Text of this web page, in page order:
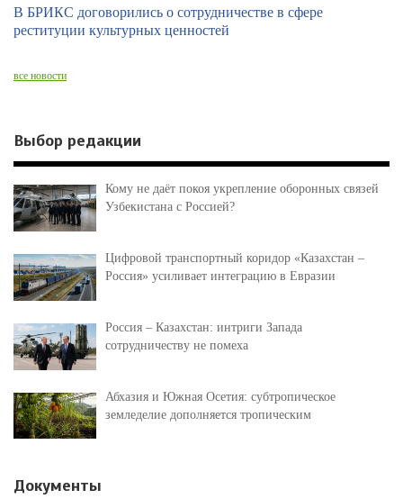
В БРИКС договорились о сотрудничестве в сфере
реституции культурных ценностей
все новости
Выбор редакции
Кому не даёт покоя укрепление оборонных связей
Узбекистана с Россией?
Цифровой транспортный коридор «Казахстан –
Россия» усиливает интеграцию в Евразии
Россия – Казахстан: интриги Запада
сотрудничеству не помеха
Абхазия и Южная Осетия: субтропическое
земледелие дополняется тропическим
Документы